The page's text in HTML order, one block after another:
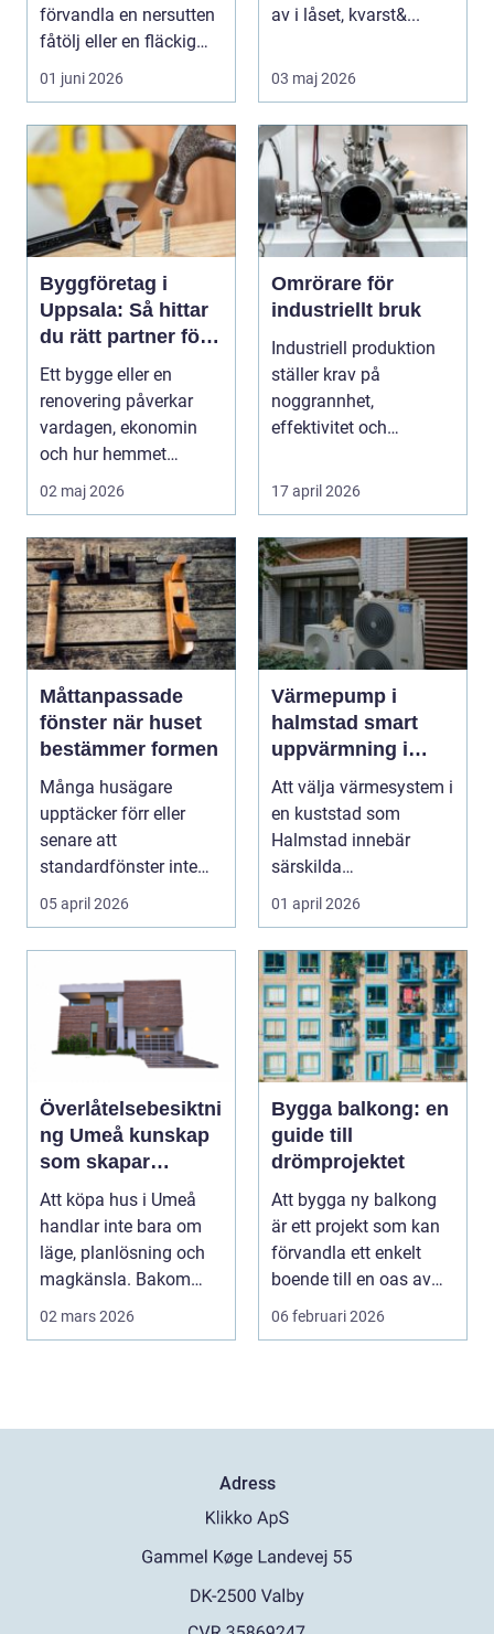
förvandla en nersutten
fåtölj eller en fläckig
soffa till en favoritm...
01 juni 2026
av i låset, kvarst&...
03 maj 2026
Byggföretag i
Uppsala: Så hittar
du rätt partner för
ditt projekt
Ett bygge eller en
renovering påverkar
vardagen, ekonomin
och hur hemmet
fungerar under l&arin...
02 maj 2026
Omrörare för
industriellt bruk
Industriell produktion
ställer krav på
noggrannhet,
effektivitet och
17 april 2026
Måttanpassade
fönster när huset
bestämmer formen
Många husägare
upptäcker förr eller
senare att
standardfönster inte
riktigt passar. Kanske
är huset ...
05 april 2026
Värmepump i
halmstad smart
uppvärmning i
kustklimat
Att välja värmesystem i
en kuststad som
Halmstad innebär
särskilda
förutsättningar. Vind,
fukt, mild...
01 april 2026
Överlåtelsebesiktni
ng Umeå kunskap
som skapar
tryggare husaffärer
Att köpa hus i Umeå
handlar inte bara om
läge, planlösning och
magkänsla. Bakom
02 mars 2026
Bygga balkong: en
guide till
drömprojektet
Att bygga ny balkong
är ett projekt som kan
förvandla ett enkelt
boende till en oas av
tri...
06 februari 2026
Adress